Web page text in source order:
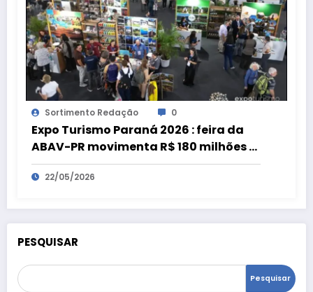
Sortimento Redação 0
Expo Turismo Paraná 2026 : feira da
ABAV-PR movimenta R$ 180 milhões e
bate recorde
22/05/2026
PESQUISAR
Pesquisar